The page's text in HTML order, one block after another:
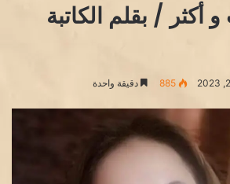
أكثر / بقلم الكاتبة
885 دقيقة واحدة